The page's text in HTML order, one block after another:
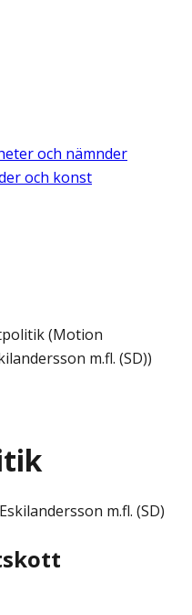
och nämnder
och konst
(Motion
m.fl. (SD))
m.fl. (SD)